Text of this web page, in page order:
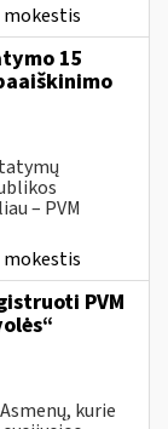
15
– PVM
PVM
kurie